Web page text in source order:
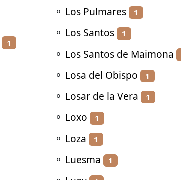
1
⚬ Los Pulmares 1
⚬ Los Santos 1
⚬ Los Santos de Maimona
⚬ Losa del Obispo 1
⚬ Losar de la Vera 1
⚬ Loxo 1
⚬ Loza 1
⚬ Luesma 1